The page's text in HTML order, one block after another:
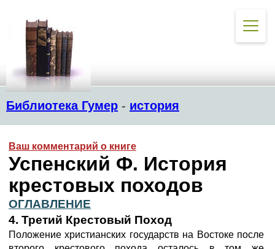
Библиотека Гумер - история
Ваш комментарий о книге
Успенский Ф. История
крестовых походов
ОГЛАВЛЕНИЕ
4. Третий Крестовый Поход
Положение христианских государств на Востоке после